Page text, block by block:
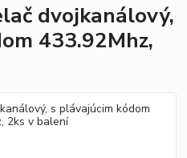
dvojkanálový,
433.92Mhz,